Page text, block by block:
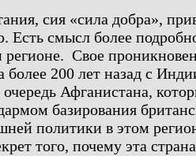
сия «сила добра»,
смысл более
Свое
более 200 лет назад с
Афганистана,
базирования
политики в этом
того, почему эта